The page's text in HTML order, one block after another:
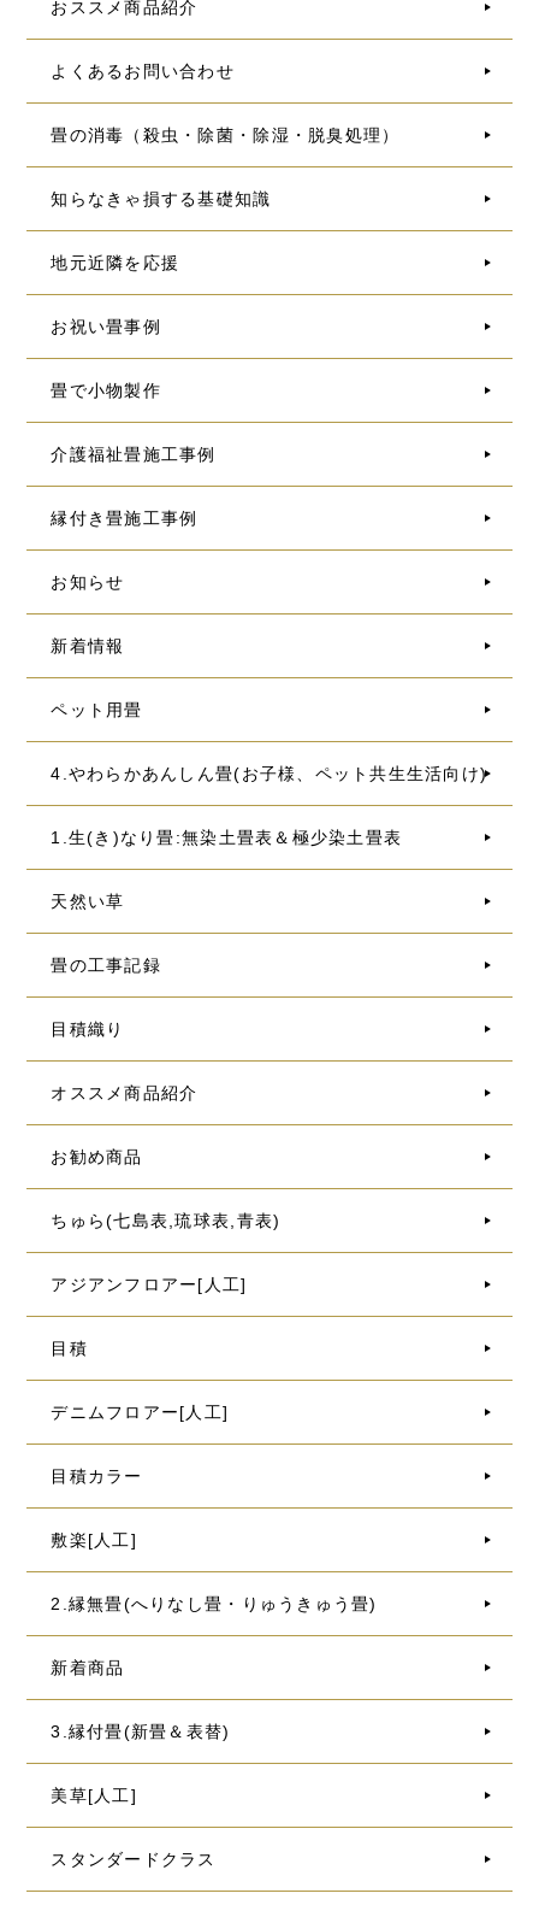
おススメ商品紹介
よくあるお問い合わせ
畳の消毒（殺虫・除菌・除湿・脱臭処理）
知らなきゃ損する基礎知識
地元近隣を応援
お祝い畳事例
畳で小物製作
介護福祉畳施工事例
縁付き畳施工事例
お知らせ
新着情報
ペット用畳
4.やわらかあんしん畳(お子様、ペット共生生活向け)
1.生(き)なり畳:無染土畳表＆極少染土畳表
天然い草
畳の工事記録
目積織り
オススメ商品紹介
お勧め商品
ちゅら(七島表,琉球表,青表)
アジアンフロアー[人工]
目積
デニムフロアー[人工]
目積カラー
敷楽[人工]
2.縁無畳(へりなし畳・りゅうきゅう畳)
新着商品
3.縁付畳(新畳＆表替)
美草[人工]
スタンダードクラス